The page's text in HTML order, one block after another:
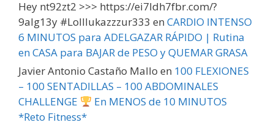
Hey nt92zt2 >>> https://ei7ldh7fbr.com/?
9alg13y #Lolllukazzzur333 en CARDIO INTENSO
6 MINUTOS para ADELGAZAR RÁPIDO | Rutina
en CASA para BAJAR de PESO y QUEMAR GRASA
Javier Antonio Castaño Mallo en 100 FLEXIONES
– 100 SENTADILLAS – 100 ABDOMINALES
CHALLENGE
En MENOS de 10 MINUTOS
*Reto Fitness*